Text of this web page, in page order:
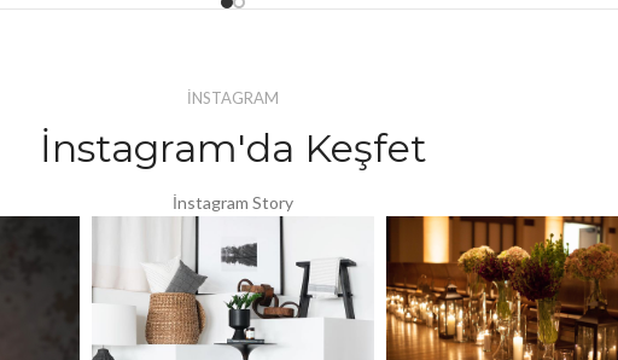
İNSTAGRAM
İnstagram'da Keşfet
İnstagram Story